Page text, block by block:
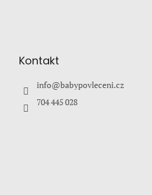
Kontakt
info@babypovleceni.cz
704 445 028